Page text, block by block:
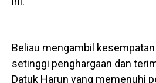
Beliau mengambil
setinggi penghargaan dan
Datuk Harun yang memenuhi